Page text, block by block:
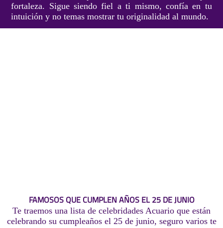
fortaleza. Sigue siendo fiel a ti mismo, confía en tu
intuición y no temas mostrar tu originalidad al mundo.
FAMOSOS QUE CUMPLEN AÑOS EL 25 DE JUNIO
Te traemos una lista de celebridades Acuario que están
celebrando su cumpleaños el 25 de junio, seguro varios te